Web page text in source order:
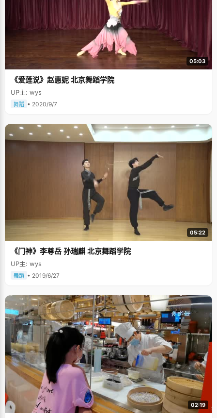
05:03
《爱莲说》赵惠妮 北京舞蹈学院
UP主: wys
舞蹈 • 2020/9/7
05:22
《门神》李尊岳 孙瑞麒 北京舞蹈学院
UP主: wys
舞蹈 • 2019/6/27
02:19